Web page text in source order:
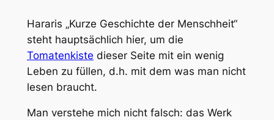
Hararis „Kurze Geschichte der Menschheit“
steht hauptsächlich hier, um die
Tomatenkiste dieser Seite mit ein wenig
Leben zu füllen, d.h. mit dem was man nicht
lesen braucht.
Man verstehe mich nicht falsch: das Werk